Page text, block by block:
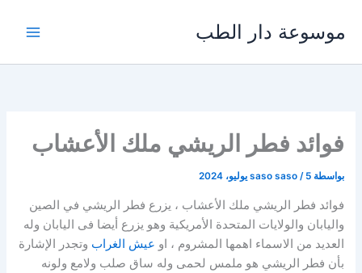
المحتوى
موسوعة دار الطب
فوائد فطر الريشي ملك الأعشاب
بواسطة saso saso / 5 يوليو، 2024
فوائد فطر الريشي ملك الأعشاب ، يزرع فطر الريشي في الصين
واليابان والولايات المتحدة الأمريكية وهو يزرع أيضا فى اليابان وله
العديد من الاسماء اهمها المشروم ، او عيش الغراب وتجدر الإشارة
بأن فطر الريشي هو ملمس لحمى وله ساق صلب ولامع ولونه